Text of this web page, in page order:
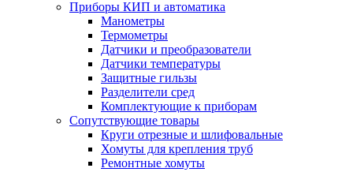
Приборы КИП и автоматика
Манометры
Термометры
Датчики и преобразователи
Датчики температуры
Защитные гильзы
Разделители сред
Комплектующие к приборам
Сопутствующие товары
Круги отрезные и шлифовальные
Хомуты для крепления труб
Ремонтные хомуты